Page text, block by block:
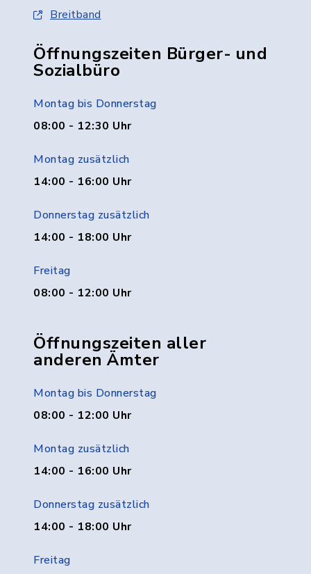
Breitband
Öffnungszeiten Bürger- und
Sozialbüro
Montag bis Donnerstag
08:00 - 12:30 Uhr
Montag zusätzlich
14:00 - 16:00 Uhr
Donnerstag zusätzlich
14:00 - 18:00 Uhr
Freitag
08:00 - 12:00 Uhr
Öffnungszeiten aller
anderen Ämter
Montag bis Donnerstag
08:00 - 12:00 Uhr
Montag zusätzlich
14:00 - 16:00 Uhr
Donnerstag zusätzlich
14:00 - 18:00 Uhr
Freitag